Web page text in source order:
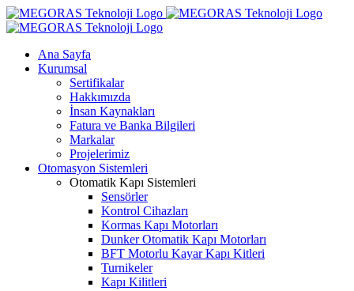
Skip
to
Ana Sayfa
Kurumsal
Sertifikalar
Hakkımızda
İnsan Kaynakları
Fatura ve Banka Bilgileri
Markalar
Projelerimiz
Otomasyon Sistemleri
Otomatik Kapı Sistemleri
Sensörler
Kontrol Cihazları
Kormas Kapı Motorları
Dunker Otomatik Kapı Motorları
BFT Motorlu Kayar Kapı Kitleri
Turnikeler
Kapı Kilitleri